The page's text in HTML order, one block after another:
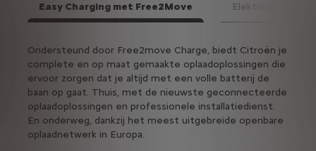
Ondersteund door Free2move Charge, biedt Citroën je
complete en op maat gemaakte oplaadoplossingen die
ervoor zorgen dat je altijd met een volle batterij de
baan op gaat. Thuis, met de nieuwste geconnecteerde
oplaadoplossingen en professionele installatiedienst.
En onderweg, dankzij het meest uitgebreide openbare
oplaadnetwerk in Europa.
Easy Charging met Free2Move Elektrisch of